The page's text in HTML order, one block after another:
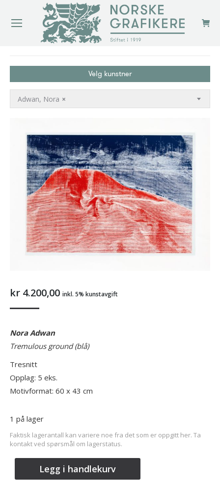
Velg kunstner
×
Adwan, Nora
kr 4.200,00 inkl. 5% kunstavgift
Nora Adwan
Tremulous ground (blå)
Tresnitt
Opplag: 5 eks.
Motivformat: 60 x 43 cm
1 på lager
Faktisk lagerantall kan variere noe fra det som er oppgitt her. Ta
kontakt ved spørsmål om lagerstatus.
Legg i handlekurv